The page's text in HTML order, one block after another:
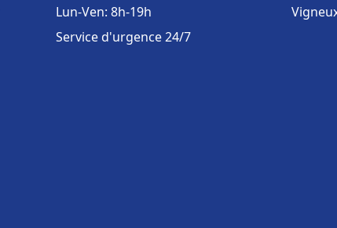
Lun-Ven: 8h-19h
Service d'urgence 24/7